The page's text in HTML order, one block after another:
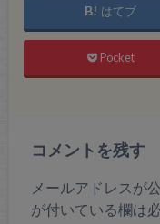
はてブ
Pocket
コメントを残す
メールアドレスが
が付いている欄は